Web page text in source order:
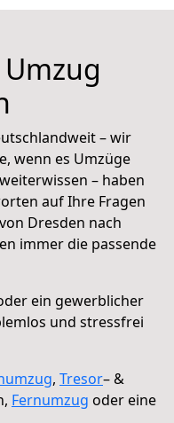
– wir
wenn es Umzüge
– haben
auf Ihre Fragen
von Dresden nach
immer die passende
ein gewerblicher
und stressfrei
, Tresor– &
Fernumzug oder eine